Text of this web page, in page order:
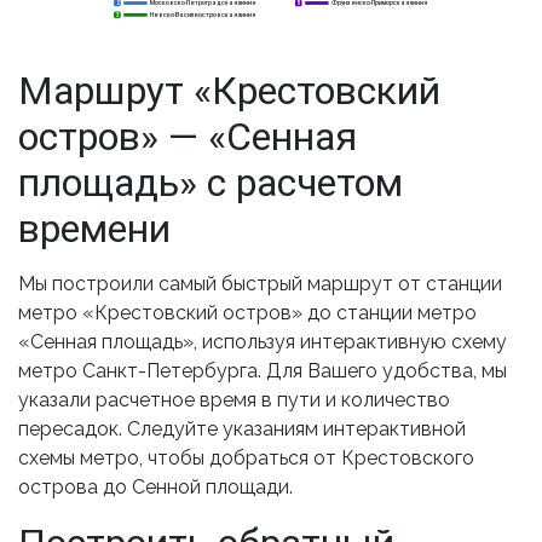
Невско-Василеостровская линия
2
3
5
2
3
Маршрут «Крестовский
остров» — «Сенная
площадь» с расчетом
времени
Мы построили самый быстрый маршрут от станции
метро «Крестовский остров» до станции метро
«Сенная площадь», используя интерактивную схему
метро Санкт-Петербурга. Для Вашего удобства, мы
указали расчетное время в пути и количество
пересадок. Следуйте указаниям интерактивной
схемы метро, чтобы добраться от Крестовского
острова до Сенной площади.